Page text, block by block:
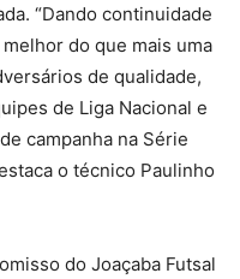
“Dando continuidade
do que mais uma
de qualidade,
de Liga Nacional e
campanha na Série
o técnico Paulinho
do Joaçaba Futsal